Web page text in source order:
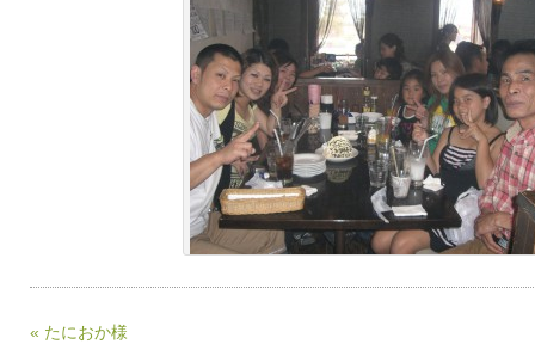
« たにおか様